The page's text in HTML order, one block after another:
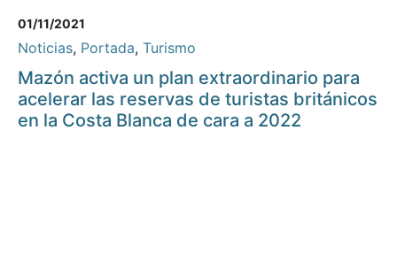
01/11/2021
Noticias, Portada, Turismo
Mazón activa un plan extraordinario para
acelerar las reservas de turistas británicos
en la Costa Blanca de cara a 2022